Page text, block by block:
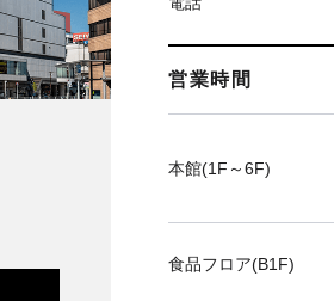
営業時間
本館(1F～6F)
食品フロア(B1F)